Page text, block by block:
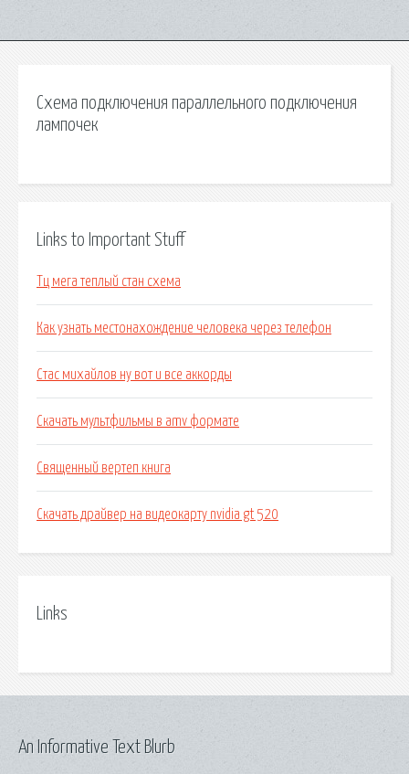
Схема подключения параллельного подключения
лампочек
Links to Important Stuff
Тц мега теплый стан схема
Как узнать местонахождение человека через телефон
Стас михайлов ну вот и все аккорды
Скачать мультфильмы в amv формате
Священный вертеп книга
Скачать драйвер на видеокарту nvidia gt 520
Links
An Informative Text Blurb